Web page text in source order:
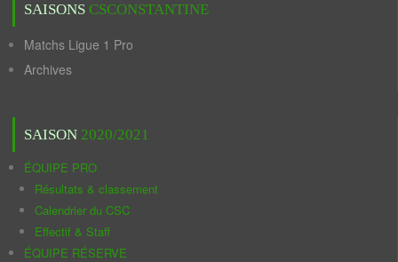
SAISONS CSCONSTANTINE
Matchs Ligue 1 Pro
Archives
SAISON 2020/2021
ÉQUIPE PRO
Résultats & classement
Calendrier du CSC
Effectif & Staff
ÉQUIPE RÉSERVE